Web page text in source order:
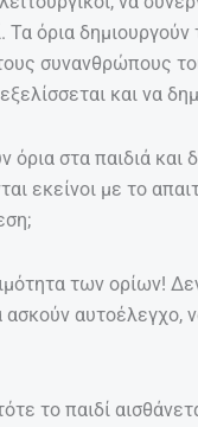
όρια δημιουργούν
συνανθρώπους
και να
όρια στα παιδιά
εκείνοι με το
των ορίων!
αυτοέλεγχο,
το παιδί